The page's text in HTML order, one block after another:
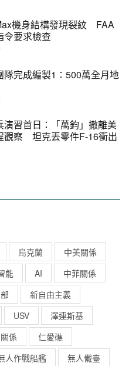
機身結構發現裂紋 FAA
令要求檢查
隊完成編製1∶500萬全月地
演習首日：「萬鈞」撤離美
觀察 坦克丟零件F-16衝出
烏克蘭
中美關係
能 AI
中菲關係
新自由主義
USV
澤連斯基
係
仁愛礁
人作戰船艦
無人儎臺